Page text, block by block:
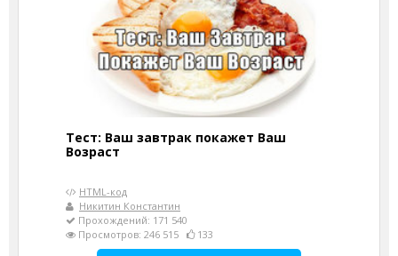
Тест: Ваш завтрак покажет Ваш
Возраст
HTML-код
Никитин Константин
Прохождений: 171 540
Просмотров: 246 515
133